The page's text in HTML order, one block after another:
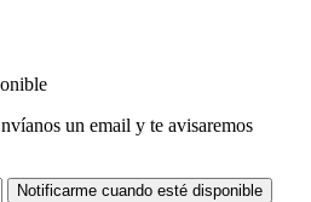
un email y te avisaremos
Notificarme cuando esté disponible